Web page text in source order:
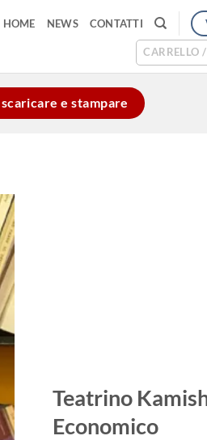
HOME NEWS CONTATTI
CARRELLO /
e stampare
Teatrino
Economico